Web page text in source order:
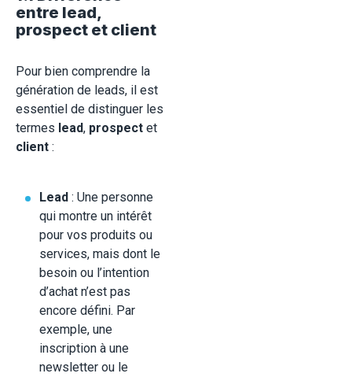
entre lead,
prospect et client
Pour bien comprendre la
génération de leads, il est
essentiel de distinguer les
termes lead, prospect et
client :
Lead : Une personne
qui montre un intérêt
pour vos produits ou
services, mais dont le
besoin ou l’intention
d’achat n’est pas
encore défini. Par
exemple, une
inscription à une
newsletter ou le